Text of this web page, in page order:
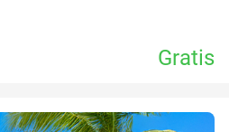
Gratis